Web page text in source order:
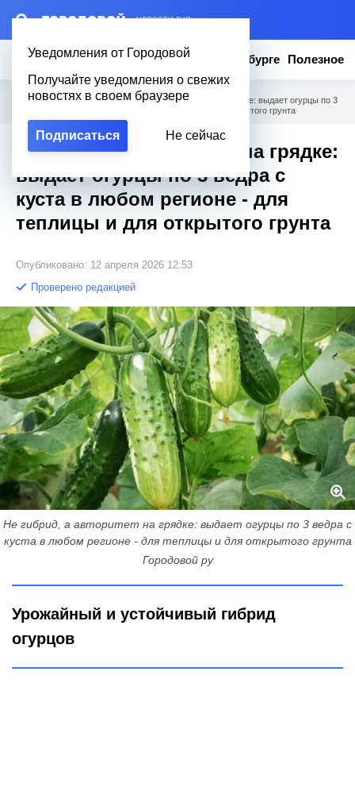
– НОВОСТИ ДНЯ
Уведомления от Городовой
Получайте уведомления о свежих
новостях в своем браузере
Подписаться Не сейчас
Новости Эксклюзив Вопросы о Петербурге Полезное
Городовой Полезное / Не гибрид, а авторитет на грядке: выдает огурцы по 3
ведра с куста в любом регионе - для теплицы и для открытого грунта
Не гибрид, а авторитет на грядке:
выдает огурцы по 3 ведра с
куста в любом регионе - для
теплицы и для открытого грунта
Опубликовано: 12 апреля 2026 12:53
Проверено редакцией
Не гибрид, а авторитет на грядке: выдает огурцы по 3 ведра с
куста в любом регионе - для теплицы и для открытого грунта
Городовой ру
Урожайный и устойчивый гибрид
огурцов